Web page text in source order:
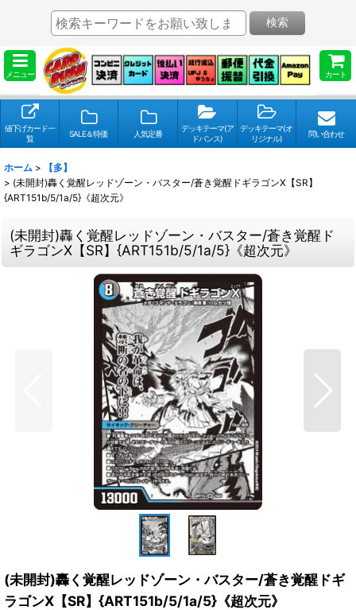
メニュー カート
検索
値下げカード一
覧
SALE＆特価 人気定番
デッキテーマ(ア
ドバンス)
デッキテーマ(オ
リジナル)
問い合わせ
ホーム >
【多】
> (未開封)轟く覚醒レッドゾーン・バスター/蒼き覚醒ドギラゴンX【SR】
{ART151b/5/1a/5}《超次元》
(未開封)轟く覚醒レッドゾーン・バスター/蒼き覚醒ド
ギラゴンX【SR】{ART151b/5/1a/5}《超次元》
(未開封)轟く覚醒レッドゾーン・バスター/蒼き覚醒ドギ
ラゴンX【SR】{ART151b/5/1a/5}《超次元》